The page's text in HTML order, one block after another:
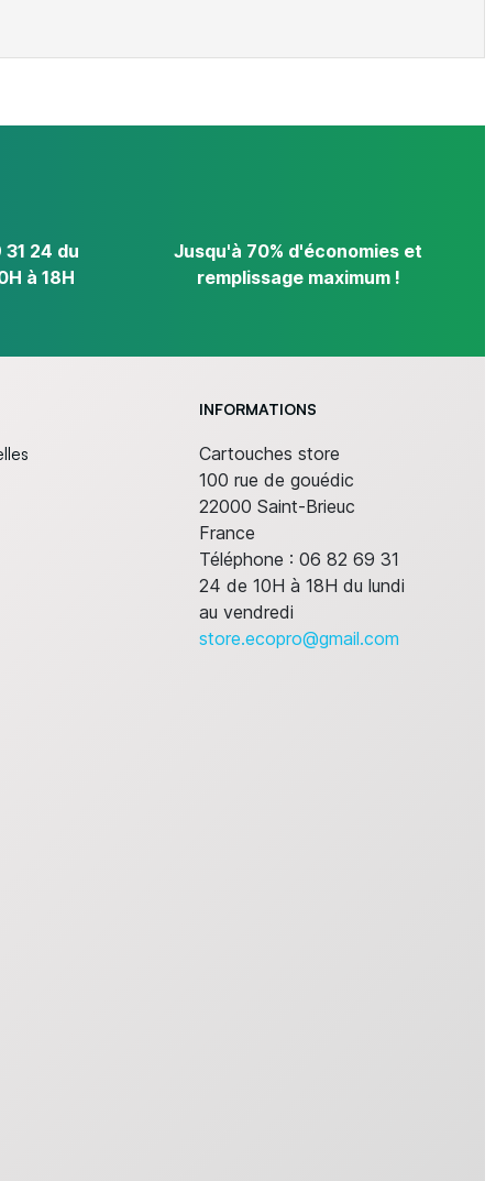
24 du
à 18H
Jusqu'à 70% d'économies et
remplissage maximum !
INFORMATIONS
Cartouches store
100 rue de gouédic
22000 Saint-Brieuc
France
Téléphone : 06 82 69 31
24 de 10H à 18H du lundi
au vendredi
store.ecopro@gmail.com